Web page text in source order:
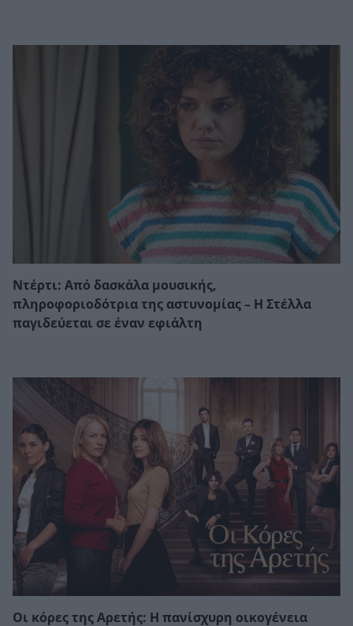
Ντέρτι: Από δασκάλα μουσικής,
πληροφοριοδότρια της αστυνομίας – Η Στέλλα
παγιδεύεται σε έναν εφιάλτη
Οι κόρες της Αρετής: Η πανίσχυρη οικογένεια